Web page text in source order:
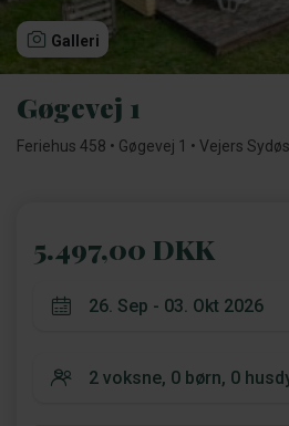
Galleri
Gøgevej 1
Feriehus 458 • Gøgevej 1 • Vejers
5.497,00 DKK